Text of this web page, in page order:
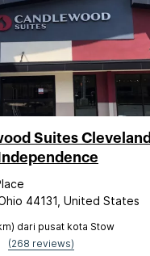
Suites Cleveland
44131, United States
dari pusat kota Stow
(268 reviews)